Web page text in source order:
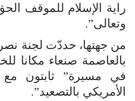
راية الإسلام للموقف
وتعالى”.
من جهتها، حددّت لجنة
بالعاصمة صنعاء مكانا
في مسيرة” ثابتون مع
الأمريكي بالتصعيد”.